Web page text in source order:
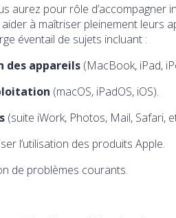
aurez pour rôle d’accompagner
à maîtriser pleinement leurs
éventail de sujets incluant :
des appareils (MacBook, iPad,
(macOS, iPadOS, iOS).
(suite iWork, Photos, Mail, Safari,
l’utilisation des produits Apple.
de problèmes courants.